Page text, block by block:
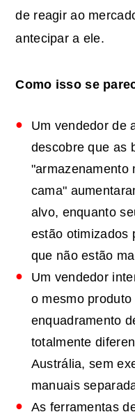
de reagir ao
antecipar a ele.
Como isso se
Um vendedor de
descobre que as
"armazenamento
cama"
alvo, enquanto
estão otimizados
que não estão
Um vendedor
o mesmo
enquadramento
totalmente
Austrália, sem
manuais
As ferramentas